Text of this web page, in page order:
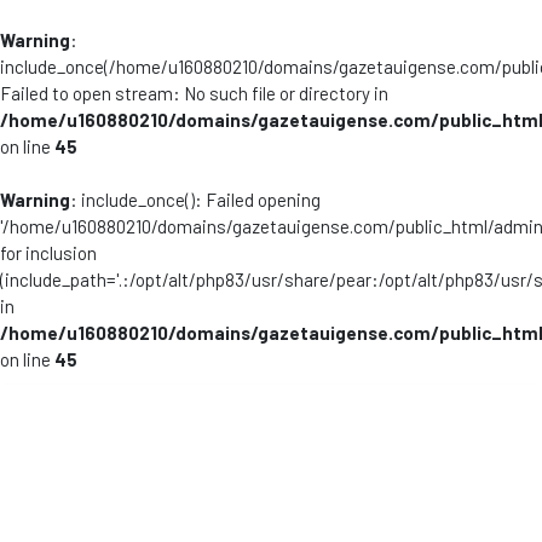
Warning:
include_once(/home/u160880210/domains/gazetauigense.com/
Failed to open stream: No such file or directory in
/home/u160880210/domains/gazetauigense.com/
on line 45
Warning: include_once(): Failed opening
'/home/u160880210/domains/gazetauigense.com/public_html/
for inclusion
(include_path='.:/opt/alt/php83/usr/share/pear:/opt/alt/php83/
in
/home/u160880210/domains/gazetauigense.com/
on line 45